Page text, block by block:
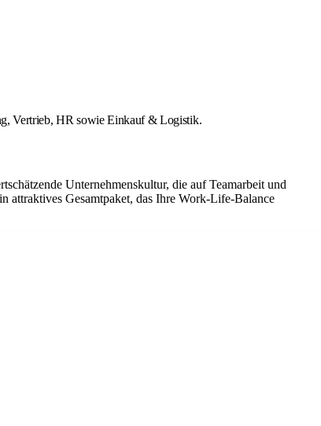
Vertrieb, HR sowie Einkauf & Logistik.
Unternehmenskultur, die auf Teamarbeit und
attraktives Gesamtpaket, das Ihre Work-Life-Balance